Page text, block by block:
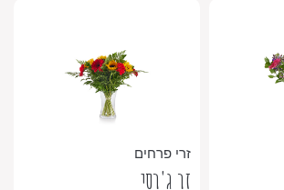
זרי פרחים
זר ג'רסי